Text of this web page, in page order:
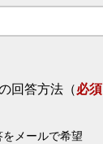
回答方法 （必須
をメールで希望